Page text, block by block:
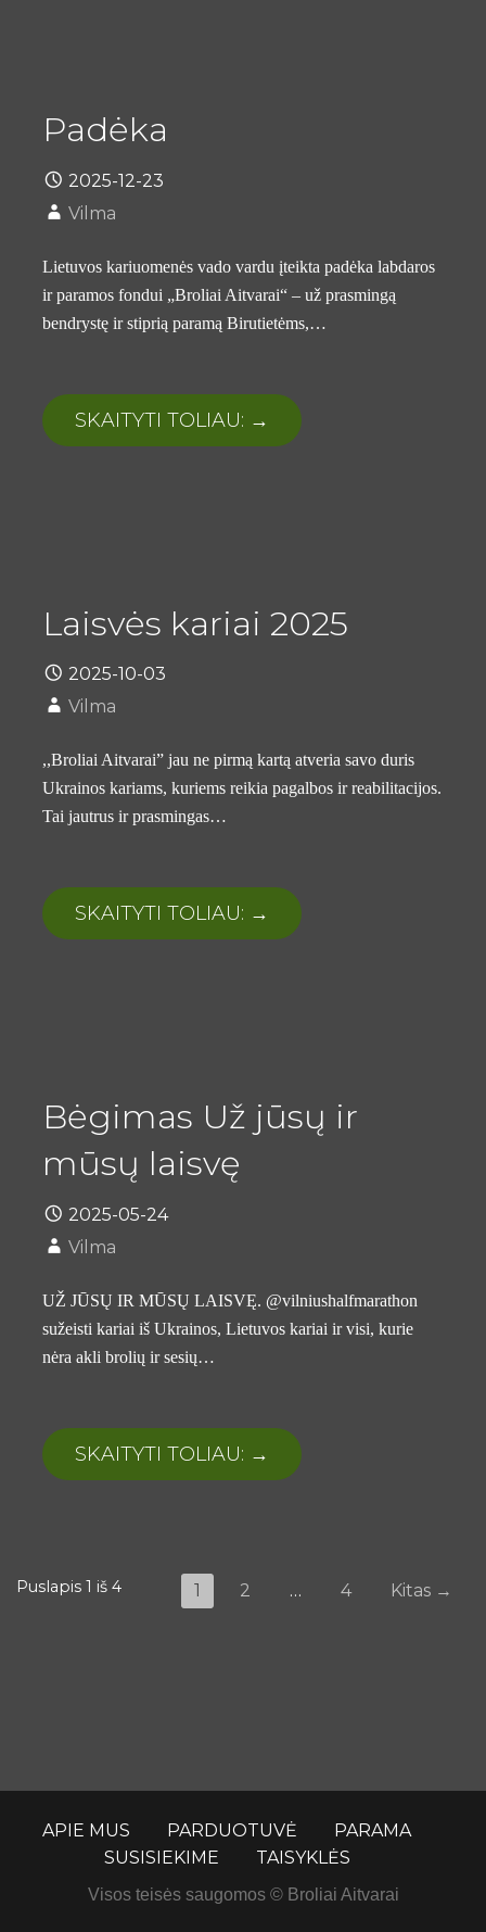
Padėka
2025-12-23
Vilma
Lietuvos kariuomenės vado vardu įteikta padėka labdaros
ir paramos fondui „Broliai Aitvarai“ – už prasmingą
bendrystę ir stiprią paramą Birutietėms,…
SKAITYTI TOLIAU: →
Laisvės kariai 2025
2025-10-03
Vilma
,,Broliai Aitvarai” jau ne pirmą kartą atveria savo duris
Ukrainos kariams, kuriems reikia pagalbos ir reabilitacijos.
Tai jautrus ir prasmingas…
SKAITYTI TOLIAU: →
Bėgimas Už jūsų ir
mūsų laisvę
2025-05-24
Vilma
UŽ JŪSŲ IR MŪSŲ LAISVĘ. @vilniushalfmarathon
sužeisti kariai iš Ukrainos, Lietuvos kariai ir visi, kurie
nėra akli brolių ir sesių…
SKAITYTI TOLIAU: →
Puslapiavimas:
Puslapis 1 iš 4 1 2 … 4 Kitas →
APIE MUS PARDUOTUVĖ
PARAMA
SUSISIEKIME
TAISYKLĖS
Visos teisės saugomos © Broliai Aitvarai